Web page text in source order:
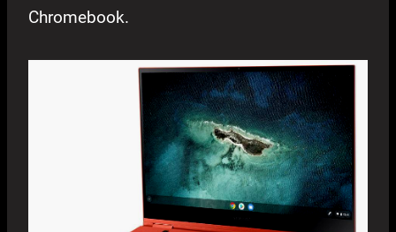
Chromebook.